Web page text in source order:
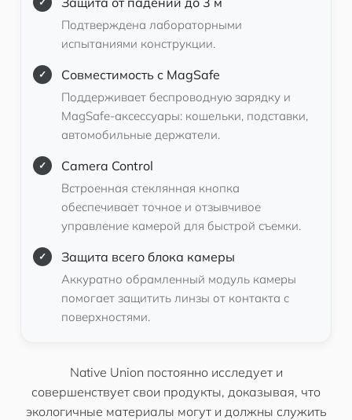
Подтверждена лабораторными
испытаниями конструкции.
Совместимость с MagSafe
Поддерживает беспроводную зарядку и
MagSafe-аксессуары: кошельки, подставки,
автомобильные держатели.
Camera Control
Встроенная стеклянная кнопка
обеспечивает точное и отзывчивое
управление камерой для быстрой съемки.
Защита всего блока камеры
Аккуратно обрамленный модуль камеры
помогает защитить линзы от контакта с
поверхностями.
Native Union постоянно исследует и
совершенствует свои продукты, доказывая, что
экологичные материалы могут и должны служить